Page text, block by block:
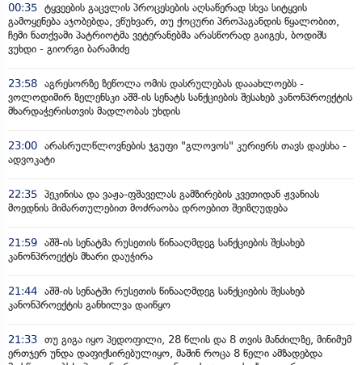
00:35 ტყვეების გაცვლის პროცესების აღსაწერად სხვა სიტყვის
გამოყენება აჯობებდა, ვწუხვარ, თუ ქოცური პროპაგანდის წყალობით,
ჩემი ნათქვამი პატრიოტმა ვეტერანებმა არასწორად გაიგეს, ბოდიშს
ვუხდი - გიორგი ბარამიძე
23:58 აგრესორზე ზეწოლა ომის დასრულებას დააახლოებს -
ვოლოდიმირ ზელენსკი აშშ-ის სენატს სანქციების შესახებ კანონპროექტის
მხარდაჭერისთვის მადლობას უხდის
23:00 არასრულწლოვნების ჯგუფი "გლოვოს" კურიერს თავს დაესხა -
ადვოკატი
22:35 პეკინისა და ვაჟა-ფშაველას გამზირების კვეთიდან ჟვანიას
მოედნის მიმართულებით მოძრაობა დროებით შეიზღუდება
21:59 აშშ-ის სენატმა რუსეთის წინააღმდეგ სანქციების შესახებ
კანონპროექტს მხარი დაუჭირა
21:44 აშშ-ის სენატში რუსეთის წინააღმდეგ სანქციების შესახებ
კანონპროექტის განხილვა დაიწყო
21:33 თუ გიგა იყო პედოფილი, 28 წლის და 8 თვის მანძილზე, მინიმუმ
ერთჯერ უნდა დაფიქსირებულიყო, მაშინ როცა 8 წელი ამზადებდა